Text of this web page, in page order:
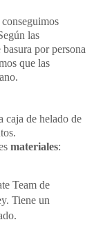
conseguimos
las
por persona
que las
caja de helado de
materiales:
Team de
Tiene un